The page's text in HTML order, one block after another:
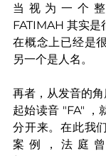
当视为一个
FATIMAH 其实是
在概念上已经是
另一个是人名。
再者，从发音的
起始读音 "FA" ，
分开来。在此我
案例，法庭